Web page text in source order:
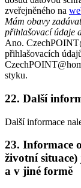
zveřejněného na
Mám obavy
přihlašovací údaje
Ano.
přihlašovacích
styku.
22. Další
Další informace
23. Informace
životní
a v jiné formě